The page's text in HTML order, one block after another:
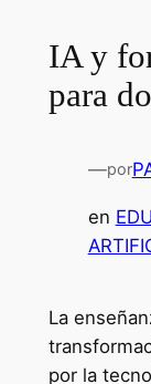
IA y
para
—por
en
La
por la